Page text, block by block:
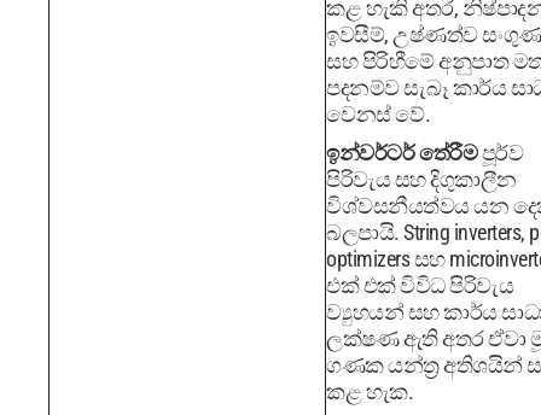
කළ හැකි අතර,
ඉවසීම්, උෂ්ණත්ව
සහ පිරිහීමේ අනුපාත
පදනම්ව සැබෑ කාර්ය
වෙනස් වේ.
ඉන්වර්ටර් තේරීමපූර්ව
පිරිවැය සහ දිගුකාලීන
විශ්වසනීයත්වය යන
බලපායි. String inverters,
optimizers සහ
එක් එක් විවිධ පිරිවැය
ව්‍යුහයන් සහ කාර්ය
ලක්ෂණ ඇති අතර ඒවා
ගණක යන්ත්‍ර අතිශයින්
කළ හැක.